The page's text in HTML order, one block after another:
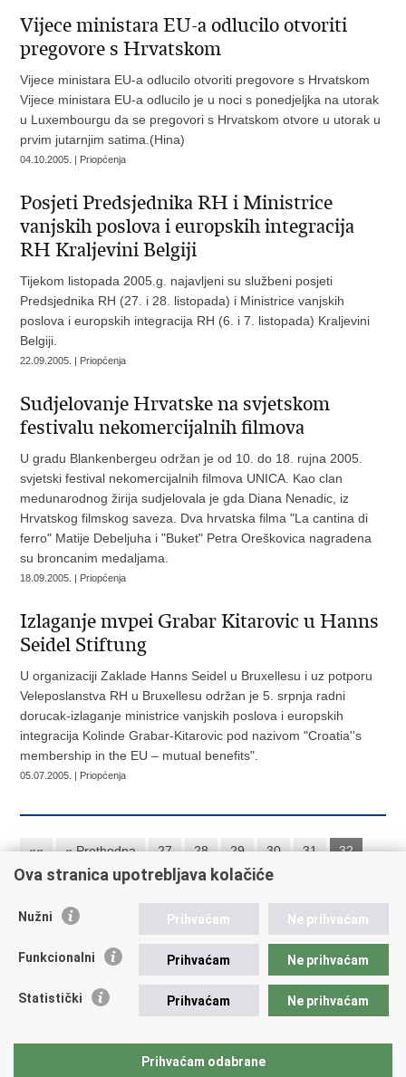
Vijece ministara EU-a odlucilo otvoriti
pregovore s Hrvatskom
Vijece ministara EU-a odlucilo otvoriti pregovore s Hrvatskom
Vijece ministara EU-a odlucilo je u noci s ponedjeljka na utorak
u Luxembourgu da se pregovori s Hrvatskom otvore u utorak u
prvim jutarnjim satima.(Hina)
04.10.2005. | Priopćenja
Posjeti Predsjednika RH i Ministrice
vanjskih poslova i europskih integracija
RH Kraljevini Belgiji
Tijekom listopada 2005.g. najavljeni su službeni posjeti
Predsjednika RH (27. i 28. listopada) i Ministrice vanjskih
poslova i europskih integracija RH (6. i 7. listopada) Kraljevini
Belgiji.
22.09.2005. | Priopćenja
Sudjelovanje Hrvatske na svjetskom
festivalu nekomercijalnih filmova
U gradu Blankenbergeu održan je od 10. do 18. rujna 2005.
svjetski festival nekomercijalnih filmova UNICA. Kao clan
medunarodnog žirija sudjelovala je gda Diana Nenadic, iz
Hrvatskog filmskog saveza. Dva hrvatska filma "La cantina di
ferro" Matije Debeljuha i "Buket" Petra Oreškovica nagradena
su broncanim medaljama.
18.09.2005. | Priopćenja
Izlaganje mvpei Grabar Kitarovic u Hanns
Seidel Stiftung
U organizaciji Zaklade Hanns Seidel u Bruxellesu i uz potporu
Veleposlanstva RH u Bruxellesu održan je 5. srpnja radni
dorucak-izlaganje ministrice vanjskih poslova i europskih
integracija Kolinde Grabar-Kitarovic pod nazivom "Croatia''s
membership in the EU – mutual benefits".
05.07.2005. | Priopćenja
«« « Prethodna 27 28 29 30 31
32
33
34 35 36 Sljedeća » »»
Republika Hrvatska
Trg N.Š. Zrinskog 7-8, 10000 Zagreb
fax: +385 (0)1 4551 795, +385 (0)1 4920 149
ministarstvo@mvep.hr
Ova stranica upotrebljava kolačiće
Nužni Prihvaćam Ne prihvaćam
Funkcionalni Prihvaćam Ne prihvaćam
Statistički Prihvaćam Ne prihvaćam
Prihvaćam odabrane